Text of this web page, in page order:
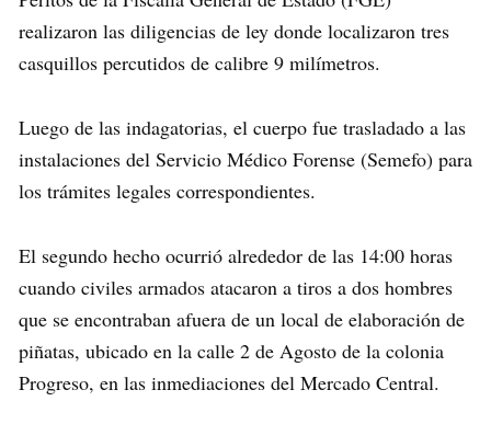
realizaron las diligencias de ley donde localizaron tres
casquillos percutidos de calibre 9 milímetros.
Luego de las indagatorias, el cuerpo fue trasladado a las
instalaciones del Servicio Médico Forense (Semefo) para
los trámites legales correspondientes.
El segundo hecho ocurrió alrededor de las 14:00 horas
cuando civiles armados atacaron a tiros a dos hombres
que se encontraban afuera de un local de elaboración de
piñatas, ubicado en la calle 2 de Agosto de la colonia
Progreso, en las inmediaciones del Mercado Central.